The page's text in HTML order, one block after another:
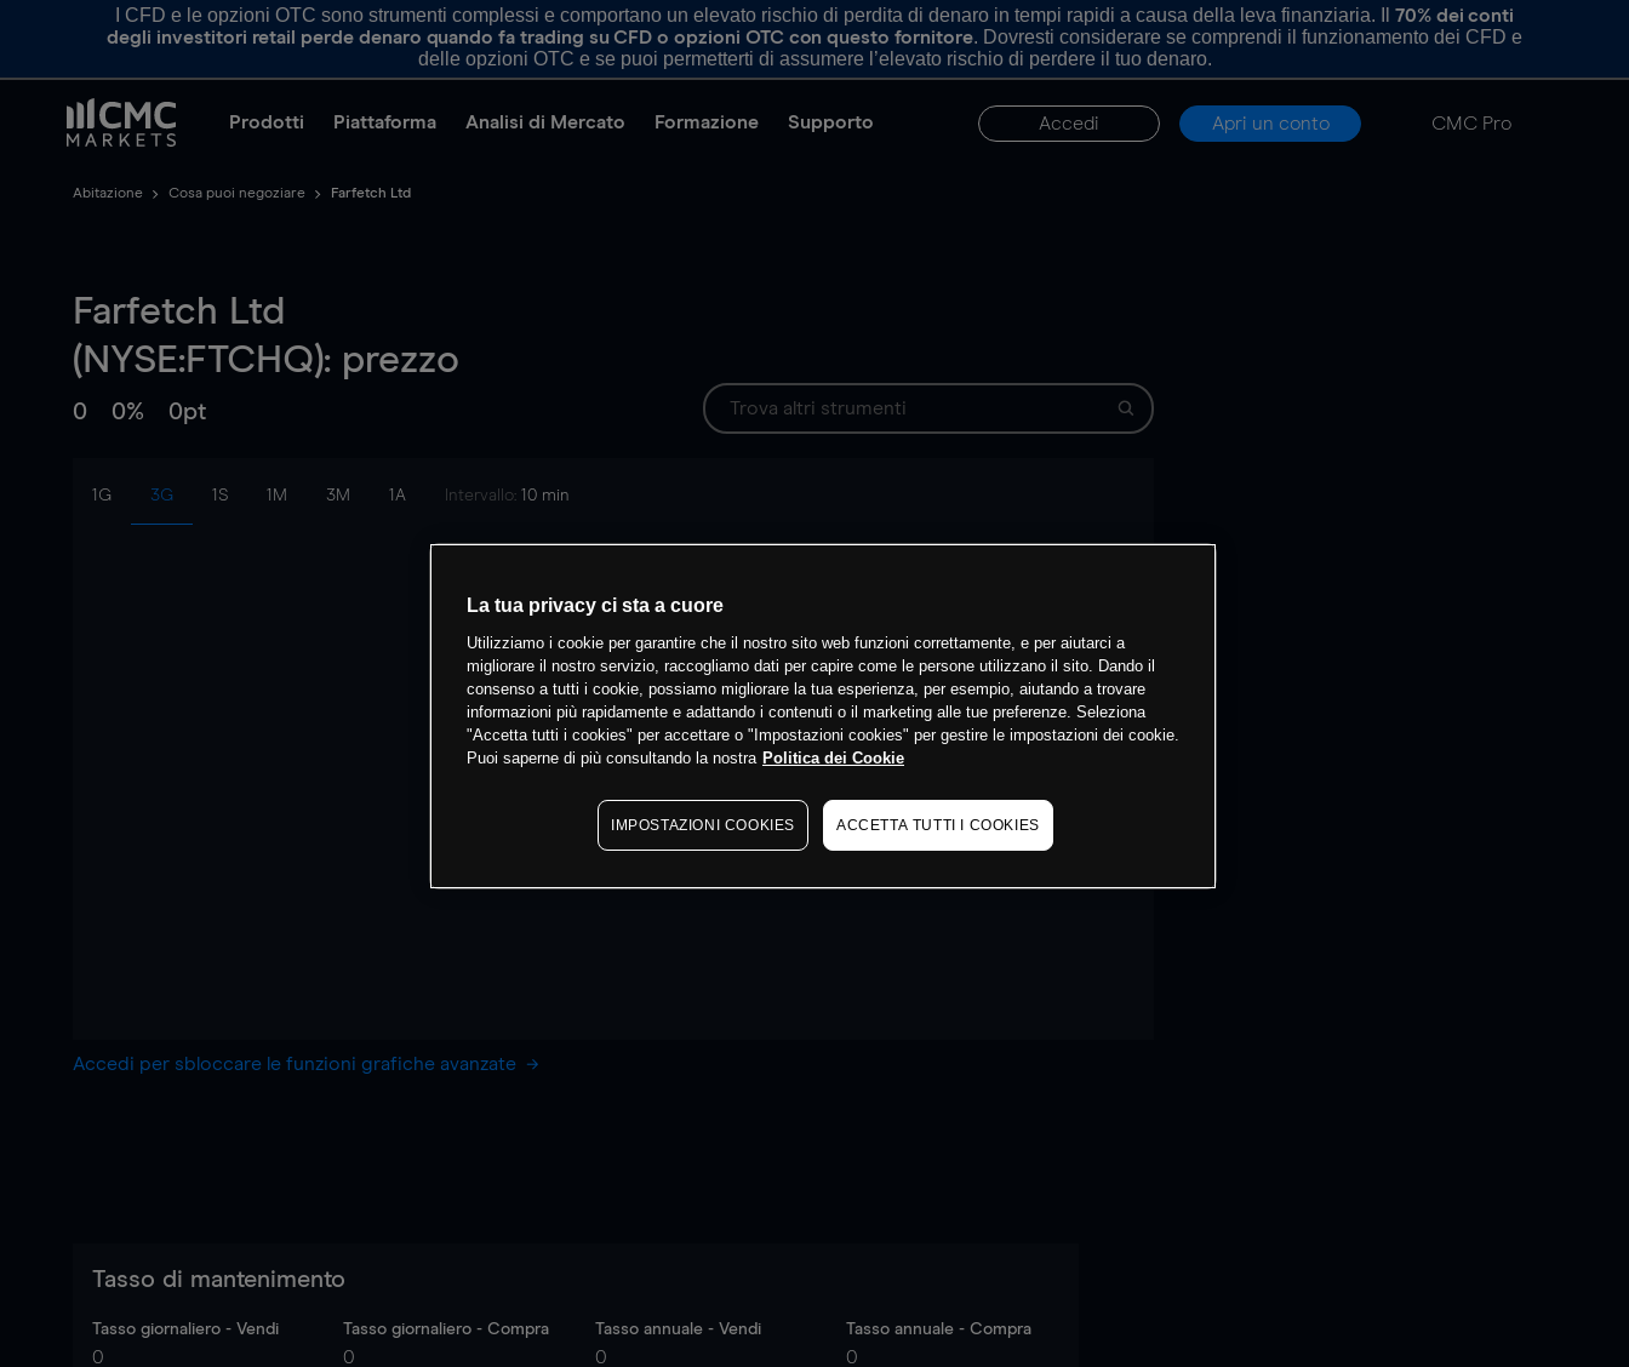
I CFD e le opzioni OTC sono strumenti complessi e comportano un elevato rischio di perdita di denaro in tempi rapidi a causa della leva finanziaria. Il 70% dei conti
degli investitori retail perde denaro quando fa trading su CFD o opzioni OTC con questo fornitore. Dovresti considerare se comprendi il funzionamento dei CFD e
delle opzioni OTC e se puoi permetterti di assumere l’elevato rischio di perdere il tuo denaro.
Prodotti Piattaforma Analisi di Mercato Formazione Supporto Accedi Apri un conto CMC Pro
Abitazione Cosa puoi negoziare Farfetch Ltd
Farfetch Ltd
(NYSE:FTCHQ): prezzo
0 0% 0pt
1G 3G 1S 1M 3M 1A Intervallo: 10 min
Accedi per sbloccare le funzioni grafiche avanzate
Tasso di mantenimento
Tasso giornaliero - Vendi
0
Tasso giornaliero - Compra
0
Tasso annuale - Vendi
0
Tasso annuale - Compra
0
La tua privacy ci sta a cuore
Utilizziamo i cookie per garantire che il nostro sito web funzioni correttamente, e per aiutarci a
migliorare il nostro servizio, raccogliamo dati per capire come le persone utilizzano il sito. Dando il
consenso a tutti i cookie, possiamo migliorare la tua esperienza, per esempio, aiutando a trovare
informazioni più rapidamente e adattando i contenuti o il marketing alle tue preferenze. Seleziona
"Accetta tutti i cookies" per accettare o "Impostazioni cookies" per gestire le impostazioni dei cookie.
Puoi saperne di più consultando la nostra Politica dei Cookie
IMPOSTAZIONI COOKIES ACCETTA TUTTI I COOKIES